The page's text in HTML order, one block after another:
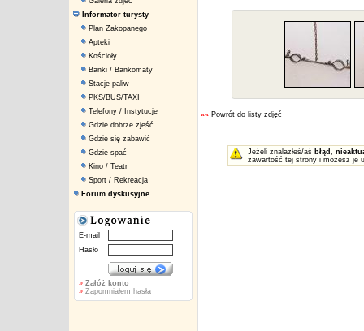
Informator turysty
Plan Zakopanego
Apteki
Kościoły
Banki / Bankomaty
Stacje paliw
PKS/BUS/TAXI
Telefony / Instytucje
Gdzie dobrze zjeść
Gdzie się zabawić
Gdzie spać
Kino / Teatr
Sport / Rekreacja
Forum dyskusyjne
E-mail
Hasło
» Załóż konto
» Zapomniałem hasła
«« Powrót do listy zdjęć
Jeżeli znalazłeś/aś błąd ,
zawartość tej strony i możesz je